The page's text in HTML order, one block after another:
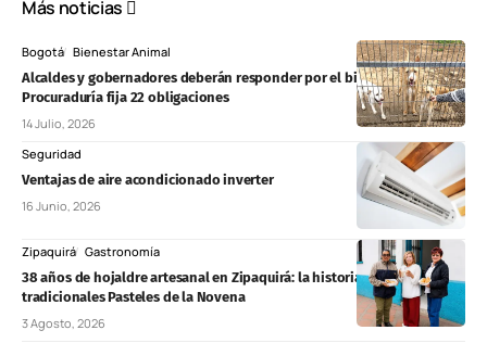
Más noticias
Bogotá Bienestar Animal
Alcaldes y gobernadores deberán responder por el bienestar animal:
Procuraduría fija 22 obligaciones
14 Julio, 2026
Seguridad
Ventajas de aire acondicionado inverter
16 Junio, 2026
Zipaquirá Gastronomía
38 años de hojaldre artesanal en Zipaquirá: la historia detrás de los
tradicionales Pasteles de la Novena
3 Agosto, 2026